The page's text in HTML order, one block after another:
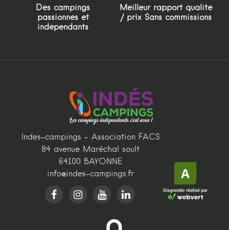
Des campings
passionnés et
indépendants
Meilleur rapport qualité
/ prix Sans commissions
Indes-campings - Association FACS
84 avenue Maréchal soult
64100 BAYONNE
info@indes-campings.fr